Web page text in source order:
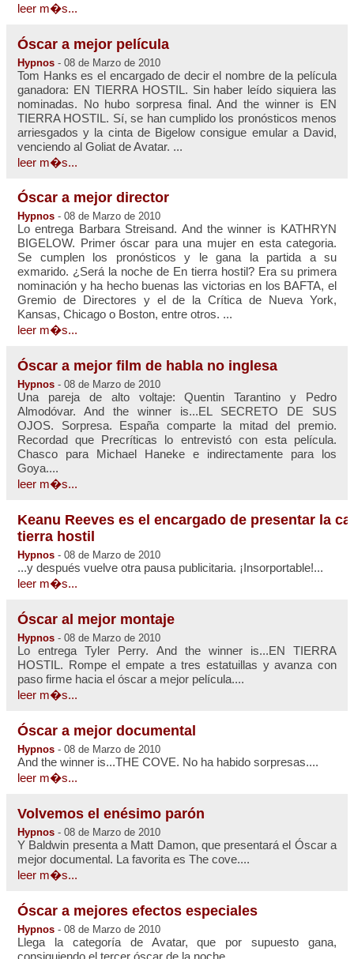
leer m�s...
Óscar a mejor película
Hypnos - 08 de Marzo de 2010
Tom Hanks es el encargado de decir el nombre de la película
ganadora: EN TIERRA HOSTIL. Sin haber leído siquiera las
nominadas. No hubo sorpresa final. And the winner is EN
TIERRA HOSTIL. Sí, se han cumplido los pronósticos menos
arriesgados y la cinta de Bigelow consigue emular a David,
venciendo al Goliat de Avatar. ...
leer m�s...
Óscar a mejor director
Hypnos - 08 de Marzo de 2010
Lo entrega Barbara Streisand. And the winner is KATHRYN
BIGELOW. Primer óscar para una mujer en esta categoria.
Se cumplen los pronósticos y le gana la partida a su
exmarido. ¿Será la noche de En tierra hostil? Era su primera
nominación y ha hecho buenas las victorias en los BAFTA, el
Gremio de Directores y el de la Crítica de Nueva York,
Kansas, Chicago o Boston, entre otros. ...
leer m�s...
Óscar a mejor film de habla no inglesa
Hypnos - 08 de Marzo de 2010
Una pareja de alto voltaje: Quentin Tarantino y Pedro
Almodóvar. And the winner is...EL SECRETO DE SUS
OJOS. Sorpresa. España comparte la mitad del premio.
Recordad que Precríticas lo entrevistó con esta película.
Chasco para Michael Haneke e indirectamente para los
Goya....
leer m�s...
Keanu Reeves es el encargado de presentar la
tierra hostil
Hypnos - 08 de Marzo de 2010
...y después vuelve otra pausa publicitaria. ¡Insorportable!...
leer m�s...
Óscar al mejor montaje
Hypnos - 08 de Marzo de 2010
Lo entrega Tyler Perry. And the winner is...EN TIERRA
HOSTIL. Rompe el empate a tres estatuillas y avanza con
paso firme hacia el óscar a mejor película....
leer m�s...
Óscar a mejor documental
Hypnos - 08 de Marzo de 2010
And the winner is...THE COVE. No ha habido sorpresas....
leer m�s...
Volvemos el enésimo parón
Hypnos - 08 de Marzo de 2010
Y Baldwin presenta a Matt Damon, que presentará el Óscar a
mejor documental. La favorita es The cove....
leer m�s...
Óscar a mejores efectos especiales
Hypnos - 08 de Marzo de 2010
Llega la categoría de Avatar, que por supuesto gana,
consiguiendo el tercer óscar de la noche....